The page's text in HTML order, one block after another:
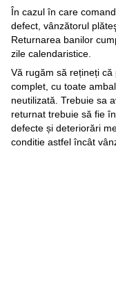
În cazul în care
defect, vânzătorul
Returnarea banilor
zile calendaristice.
Vă rugăm să rețineți
complet, cu toate
neutilizată. Trebuie sa
returnat trebuie să fie
defecte și deteriorări
conditie astfel încât